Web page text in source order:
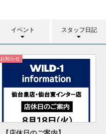
イベント スタッフ日記
お知らせ